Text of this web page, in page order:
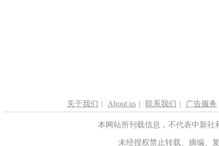
关于我们 | About us | 联系我们 | 广告服务
本网站所刊载信息，不代表中新
未经授权禁止转载、摘编、